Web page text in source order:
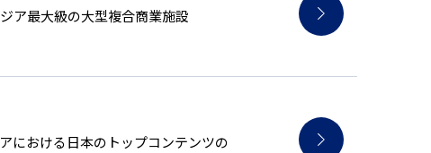
ア最大級の大型複合商業施設
における日本のトップコンテンツの